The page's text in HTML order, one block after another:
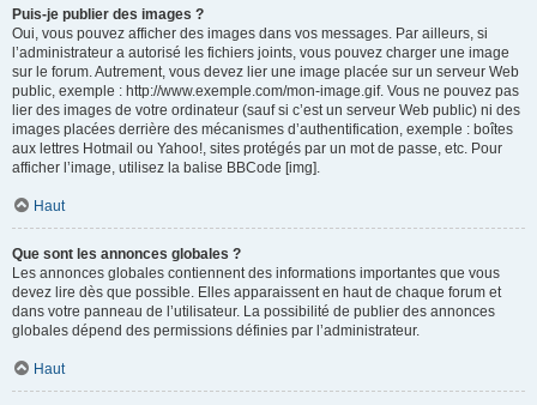
Puis-je publier des images ?
Oui, vous pouvez afficher des images dans vos messages. Par ailleurs, si
l’administrateur a autorisé les fichiers joints, vous pouvez charger une image
sur le forum. Autrement, vous devez lier une image placée sur un serveur Web
public, exemple : http://www.exemple.com/mon-image.gif. Vous ne pouvez pas
lier des images de votre ordinateur (sauf si c’est un serveur Web public) ni des
images placées derrière des mécanismes d’authentification, exemple : boîtes
aux lettres Hotmail ou Yahoo!, sites protégés par un mot de passe, etc. Pour
afficher l’image, utilisez la balise BBCode [img].
Haut
Que sont les annonces globales ?
Les annonces globales contiennent des informations importantes que vous
devez lire dès que possible. Elles apparaissent en haut de chaque forum et
dans votre panneau de l’utilisateur. La possibilité de publier des annonces
globales dépend des permissions définies par l’administrateur.
Haut